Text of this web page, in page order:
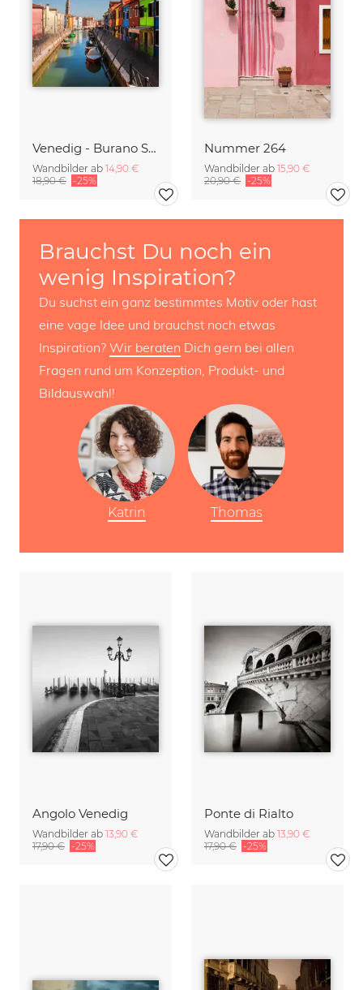
Venedig - Burano Studie #4
Wandbilder ab 14,90 €
18,90 € -25%
Nummer 264
Wandbilder ab 15,90 €
20,90 € -25%
Angolo Venedig
Wandbilder ab 13,90 €
17,90 € -25%
Ponte di Rialto
Wandbilder ab 13,90 €
17,90 € -25%
Brauchst Du noch ein
wenig Inspiration?
Du suchst ein ganz bestimmtes Motiv oder hast
eine vage Idee und brauchst noch etwas
Inspiration? Wir beraten Dich gern bei allen
Fragen rund um Konzeption, Produkt- und
Bildauswahl!
Katrin Thomas